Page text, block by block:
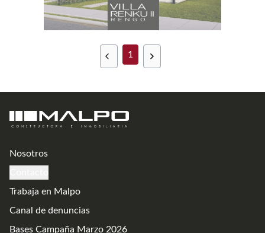
1
Nosotros
Trabaja en Malpo
Canal de denuncias
Bases Campaña Marzo 2026